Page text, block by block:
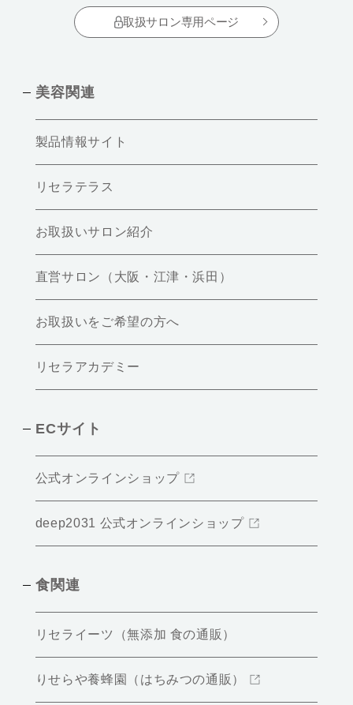
取扱サロン専用ページ
美容関連
製品情報サイト
リセラテラス
お取扱いサロン紹介
直営サロン（大阪・江津・浜田）
お取扱いをご希望の方へ
リセラアカデミー
ECサイト
公式オンラインショップ
deep2031 公式オンラインショップ
食関連
リセライーツ（無添加 食の通販）
りせらや養蜂園（はちみつの通販）